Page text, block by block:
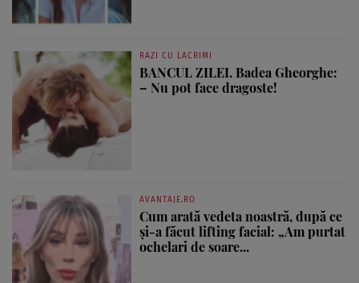
RAZI CU LACRIMI
BANCUL ZILEI. Badea Gheorghe:
– Nu pot face dragoste!
AVANTAJE.RO
Cum arată vedeta noastră, după ce
și-a făcut lifting facial: „Am purtat
ochelari de soare...